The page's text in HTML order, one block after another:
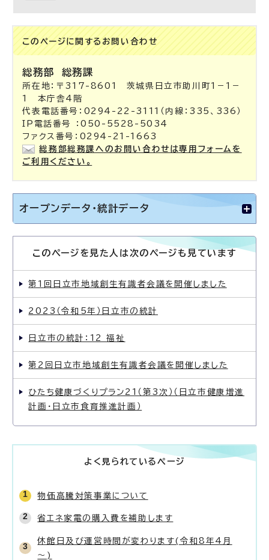
このページに関する お問い合わせ
総務部 総務課
所在地：〒317-8601 茨城県日立市助川町1－1－
1 本庁舎4階
代表電話番号：0294-22-3111（内線：335、336）
IP電話番号 ：050-5528-5034
ファクス番号：0294-21-1663
総務部総務課へのお問い合わせは専用フォームを
ご利用ください。
オープンデータ・統計データ
このページを見た人は次のページも見ています
第1回日立市地域創生有識者会議を開催しました
2023（令和5年）日立市の統計
日立市の統計：12 福祉
第2回日立市地域創生有識者会議を開催しました
ひたち健康づくりプラン21（第3次）（日立市健康増進
計画・日立市食育推進計画）
よく見られているページ
物価高騰対策事業について
省エネ家電の購入費を補助します
休館日及び運営時間が変わります(令和8年4月
～)